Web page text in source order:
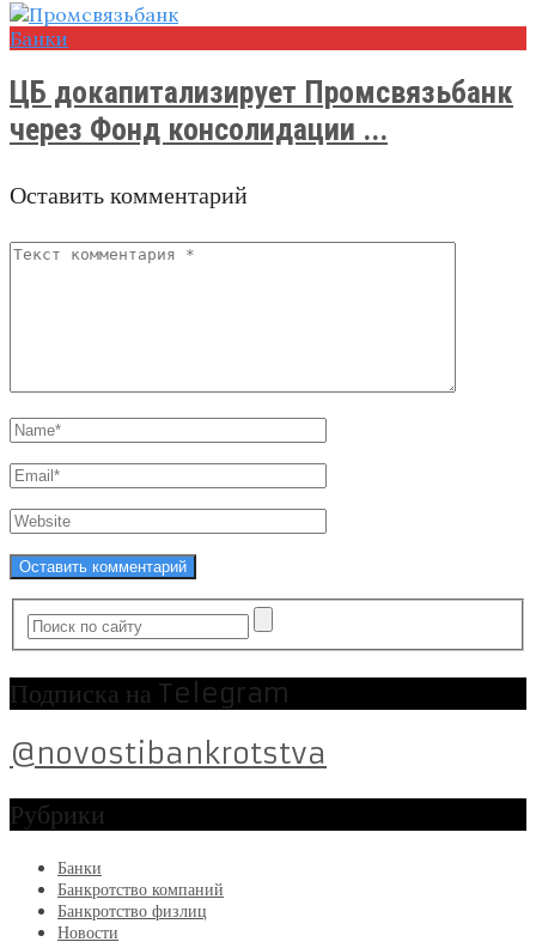
Банки
ЦБ докапитализирует Промсвязьбанк
через Фонд консолидации ...
Оставить комментарий
Подписка на Telegram
@novostibankrotstva
Рубрики
Банки
Банкротство компаний
Банкротство физлиц
Новости